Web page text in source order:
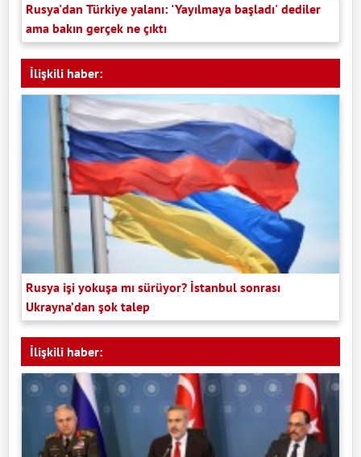
Rusya'dan Türkiye yalanı: 'Yayılmaya başladı' dediler
ama bakın gerçek ne çıktı
İlişkili haber:
Rusya işi yokuşa mı sürüyor? İstanbul sonrası
Ukrayna’dan şok talep
İlişkili haber: